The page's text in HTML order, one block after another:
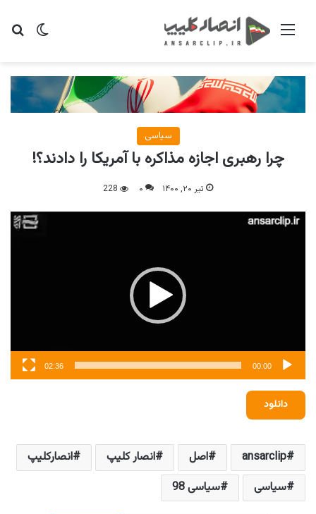
تغییر منو
سیاسی
چرا رهبری اجازه مذاکره با آمریکا را دادند؟!
تیر ۲۰, ۱۴۰۰ ۰ 228
نمایشگر
ویدیو
00:00
02:36
دانلود
ansarclip اصل انصار کلیپ
انصارکلیپ
سیاسی
سیاسی 98